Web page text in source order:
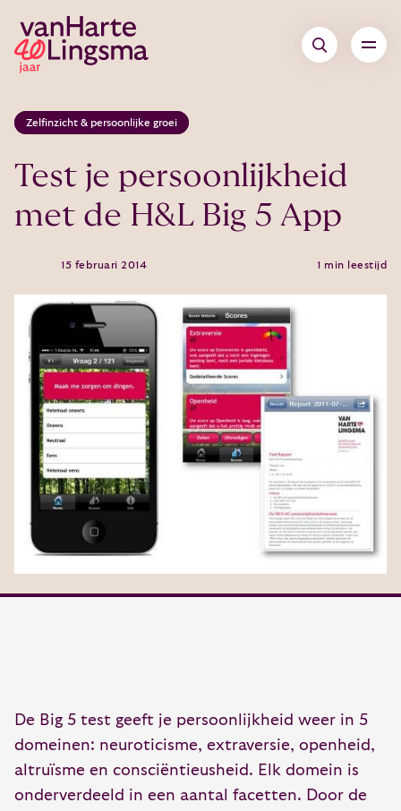
Zelfinzicht & persoonlijke groei
Test je persoonlijkheid
met de H&L Big 5 App
15 februari 2014 1 min leestijd
De Big 5 test geeft je persoonlijkheid weer in 5
domeinen: neuroticisme, extraversie, openheid,
altruïsme en consciëntieusheid. Elk domein is
onderverdeeld in een aantal facetten. Door de